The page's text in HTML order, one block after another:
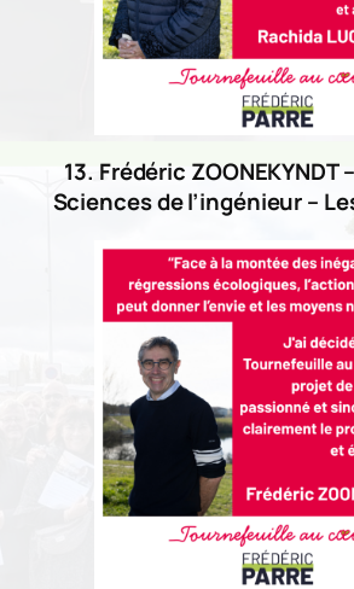
13. Frédéric ZOONEKYNDT
Sciences de l’ingénieur –